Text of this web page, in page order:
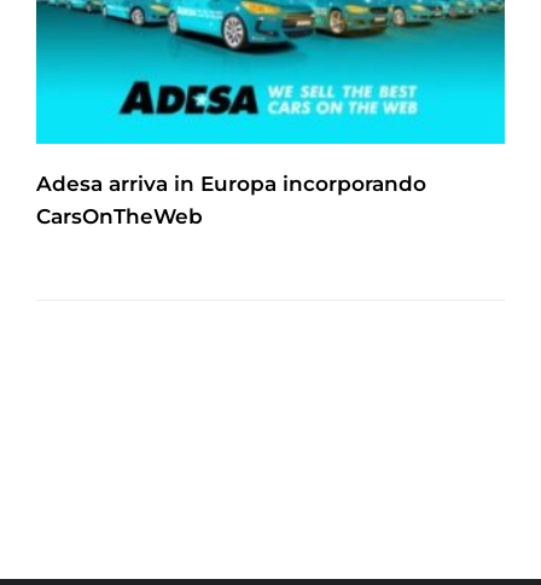
Adesa arriva in Europa incorporando
CarsOnTheWeb